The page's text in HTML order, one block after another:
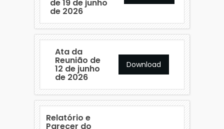
de 19 de junho
de 2026
Ata da
Reunião de
12 de junho
de 2026
Download
Relatório e
Parecer do